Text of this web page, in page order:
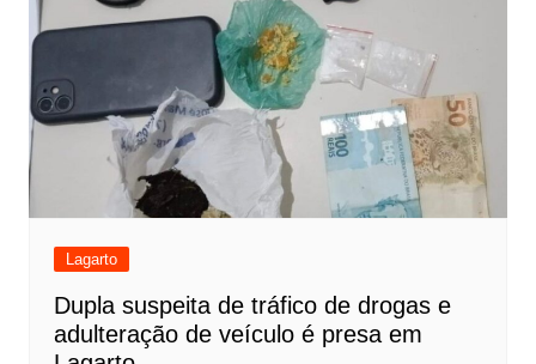
Lagarto
Dupla suspeita de tráfico de drogas e
adulteração de veículo é presa em